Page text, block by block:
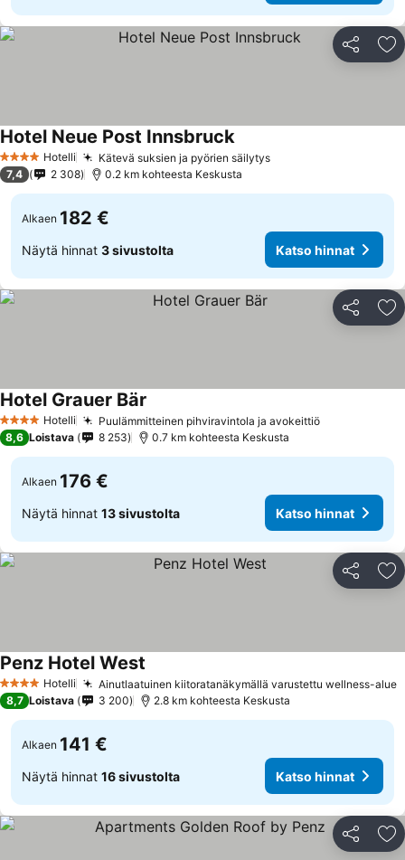
Jaa
4 Tähtiluokitus
Hotelli Kätevä suksien ja pyörien säilytys
Hotel Neue Post Innsbruck
7,4 2 308 0.2 km kohteesta Keskusta
Alkaen 182 €
Näytä hinnat 3 sivustolta Katso hinnat
Jaa
4 Tähtiluokitus
Hotelli Puulämmitteinen pihviravintola ja avokeittiö
Hotel Grauer Bär
8,6 Loistava 8 253 0.7 km kohteesta Keskusta
Alkaen 176 €
Näytä hinnat 13 sivustolta Katso hinnat
Jaa
4 Tähtiluokitus
Hotelli Ainutlaatuinen kiitoratanäkymällä varustettu wellness-alue
Penz Hotel West
8,7 Loistava 3 200 2.8 km kohteesta Keskusta
Alkaen 141 €
Näytä hinnat 16 sivustolta Katso hinnat
Jaa